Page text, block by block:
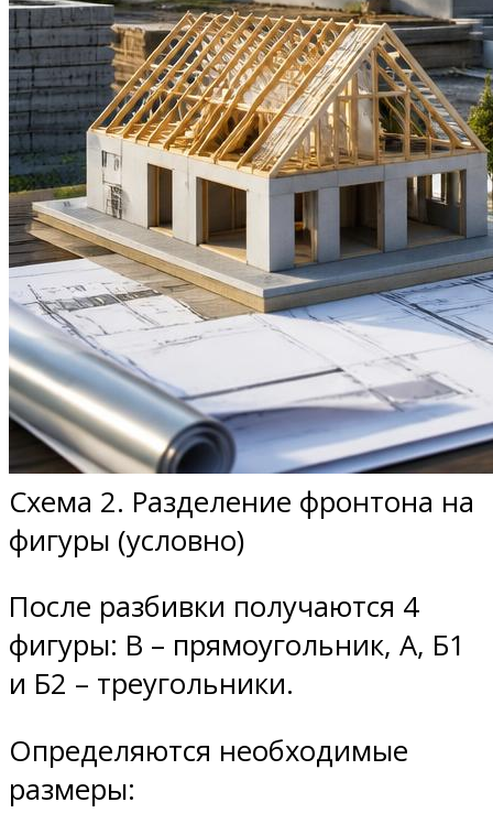
Схема 2. Разделение фронтона на
фигуры (условно)
После разбивки получаются 4
фигуры: В – прямоугольник, А, Б1
и Б2 – треугольники.
Определяются необходимые
размеры: